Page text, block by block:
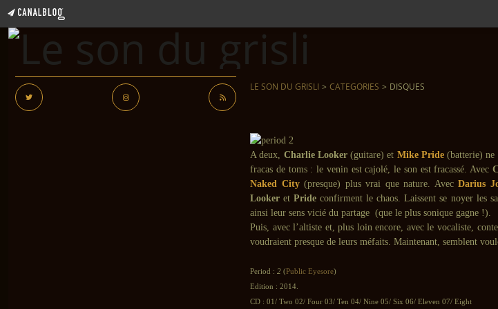
LE SON DU GRISLI > CATEGORIES > DISQUES
A deux, Charlie Looker(guitare) et Mike Pride(batterie) ne
fracas de toms : le venin est cajolé, le son est fracassé. Avec
Naked City (presque) plus vrai que nature. Avec Darius
Looker etPride confirment le chaos. Laissent se noyer les
ainsi leur sens vicié du partage (que le plus sonique gagne !).
Puis, avec l’altiste et, plus loin encore, avec le vocaliste,
voudraient presque de leurs méfaits. Maintenant, semblent
Period : 2 (Public Eyesore)
Edition : 2014.
CD : 01/ Two 02/ Four 03/ Ten 04/ Nine 05/ Six 06/ Eleven 07/ Eight